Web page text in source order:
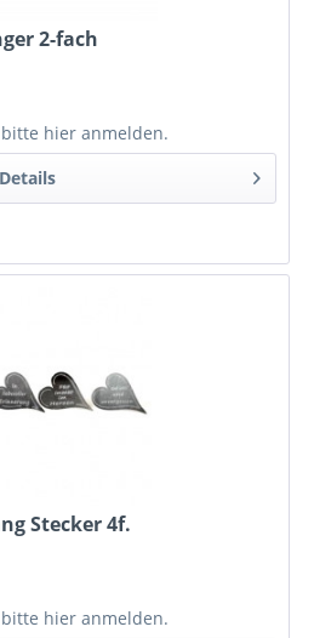
2-fach
hier anmelden.
Details
Stecker 4f.
hier anmelden.